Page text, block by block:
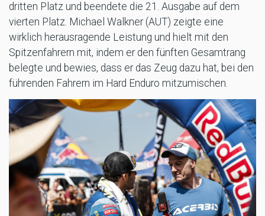
dritten Platz und beendete die 21. Ausgabe auf dem
vierten Platz. Michael Walkner (AUT) zeigte eine
wirklich herausragende Leistung und hielt mit den
Spitzenfahrern mit, indem er den fünften Gesamtrang
belegte und bewies, dass er das Zeug dazu hat, bei den
führenden Fahrern im Hard Enduro mitzumischen.